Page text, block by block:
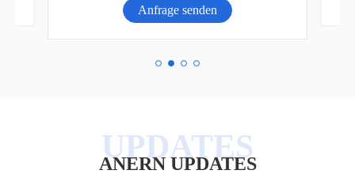
Anfrage senden
ANERN UPDATES